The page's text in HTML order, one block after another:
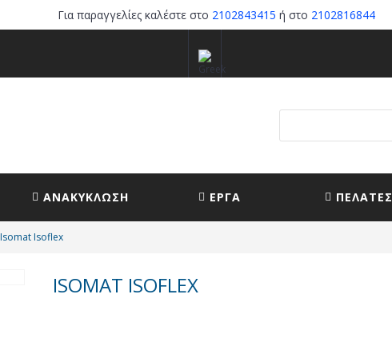
Για παραγγελίες καλέστε στο 2102843415 ή στο 2102816844
ΑΝΑΚΥΚΛΩΣΗ ΕΡΓΑ ΠΕΛΑΤΕΣ
Isomat Isoflex
ISOMAT ISOFLEX